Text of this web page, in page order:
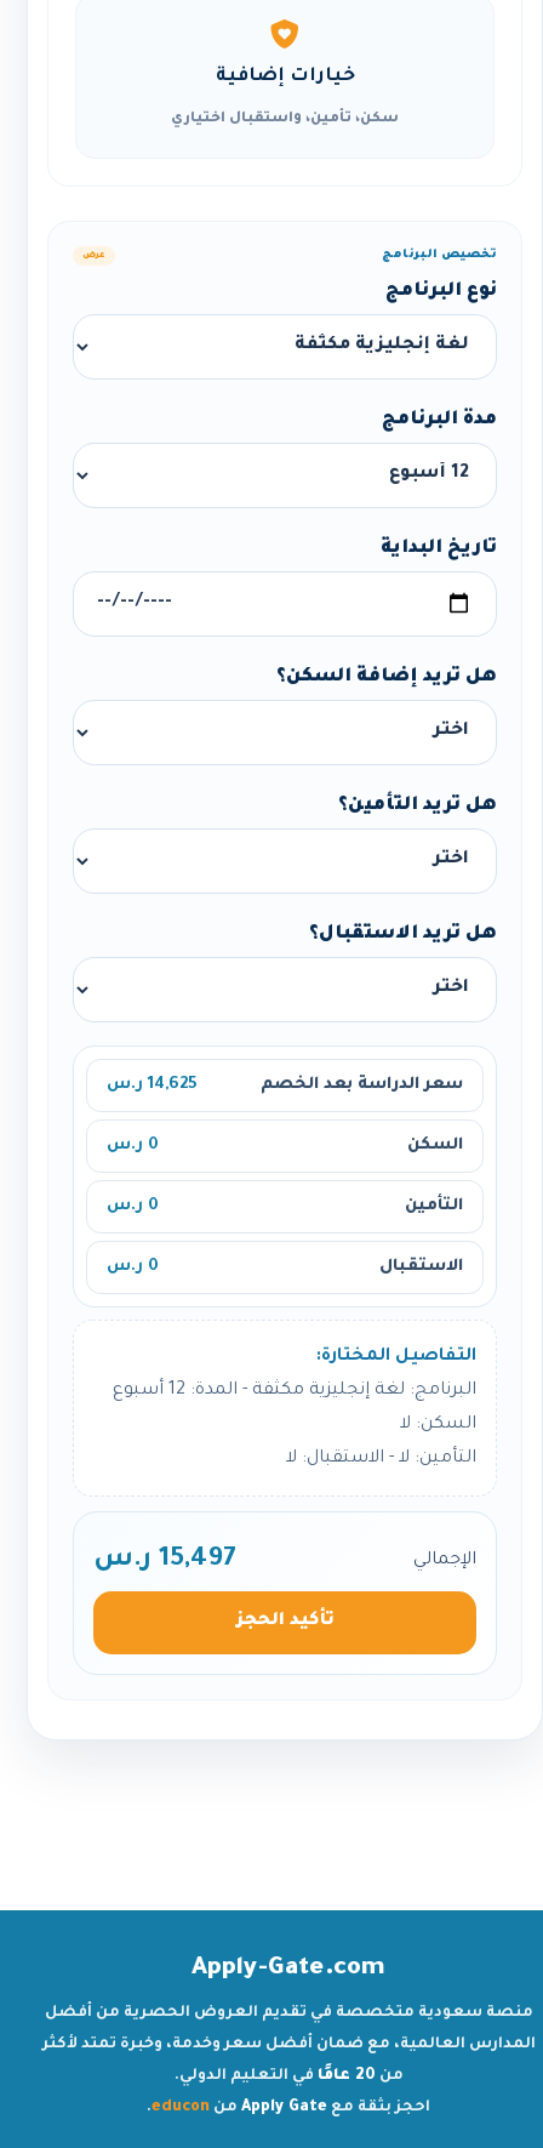
خيارات إضافية
سكن، تأمين، واستقبال اختياري
تخصيص البرنامج عرض
نوع البرنامج
مدة البرنامج
تاريخ البداية
هل تريد إضافة السكن؟
هل تريد التأمين؟
هل تريد الاستقبال؟
سعر الدراسة بعد الخصم 14,625 ر.س
السكن 0 ر.س
التأمين 0 ر.س
الاستقبال 0 ر.س
التفاصيل المختارة:
البرنامج: لغة إنجليزية مكثفة - المدة: 12 أسبوع
السكن: لا
التأمين: لا - الاستقبال: لا
الإجمالي 15,497 ر.س
تأكيد الحجز
Apply-Gate.com
منصة سعودية متخصصة في تقديم العروض الحصرية من أفضل
المدارس العالمية، مع ضمان أفضل سعر وخدمة، وخبرة تمتد لأكثر
من 20 عامًا
في التعليم الدولي.
احجز بثقة مع Apply Gate من educon
.